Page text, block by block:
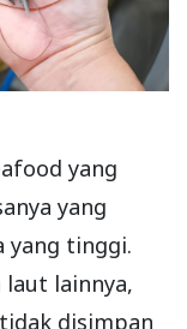
yang
yang
yang tinggi.
laut lainnya,
disimpan